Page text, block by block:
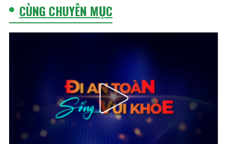
CÙNG CHUYÊN MỤC